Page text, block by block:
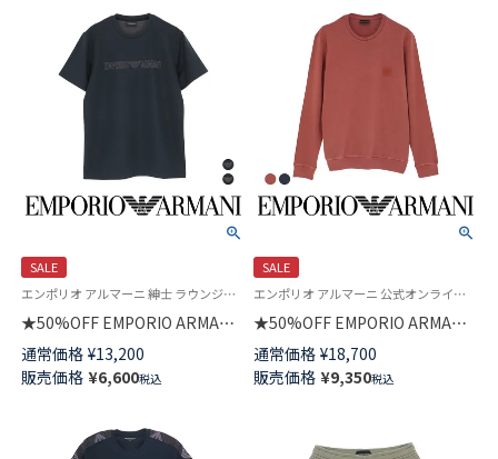
SALE
エンポリオ アルマーニ 紳士 ラウンジウェア
★50%OFF EMPORIO ARMANI
JACQUARD LOGO CREW NECK
T-SHIRT ヘンリーネック 半袖
シャツ メンズ EUサイズ
通常価格 ¥13,200
販売価格 ¥6,600税込
SALE
エンポリオ アルマーニ 公式オンラインショップ 紳士 ラウンジウェア
★50%OFF EMPORIO ARMANI
GARMENT DYED CREW NECK
SWEATSHIRT 長袖 スウェット
EUサイズ メンズ 54007862
通常価格 ¥18,700
販売価格 ¥9,350税込